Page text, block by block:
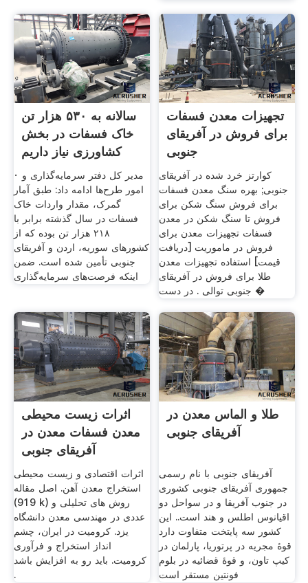
سالانه به ۵۳۰ هزار تن
خاک فسفات در بخش
کشاورزی نیاز داریم
· مدیر کل دفتر سرمایه‌گذاری و
امور طرح‌ها ادامه داد: طبق آمار
گمرک، مقدار واردات خاک
فسفات در سال گذشته برابر با
۲۱۸ هزار تن بوده که از
کشورهای سوریه، اردن و آفریقای
جنوبی تأمین شده است. ضمن
اینکه فرصت‌های سرمایه‌گذاری
تجهیزات معدن فسفات
برای فروش در آفریقای
جنوبی
کوارتز خرد شده در آفریقای
جنوبی; بهره سنگ معدن فسفات
برای فروش سنگ شکن برای
فروش تا سنگ شکن در معدن
فسفات تجهیزات معدن برای
فروش در ماموریت [دریافت
قیمت] استفاده تجهیزات معدن
طلا برای فروش در آفریقای
جنوبی توالی . در دست �
اثرات زیست محیطی
معدن فسفات معدن در
آفریقای جنوبی
اثرات اقتصادی و زیست محیطی
استخراج معدن آهن. اصل مقاله
(919 k) روش های تحلیلی و
عددی در مهندسی معدن دانشگاه
یزد. کرومیت در ایران، چشم
انداز استخراج و فرآوری
کرومیت. باید رو به افزایش باشد
.
طلا و الماس معدن در
آفریقای جنوبی
آفریقای جنوبی با نام رسمی
جمهوری آفریقای جنوبی کشوری
در جنوب آفریقا و در سواحل دو
اقیانوس اطلس و هند است.. این
کشور سه پایتخت متفاوت دارد
قوهٔ مجریه در پرتوریا، پارلمان در
کیپ تاون، و قوهٔ قضائیه در بلوم
فونتین مستقر است